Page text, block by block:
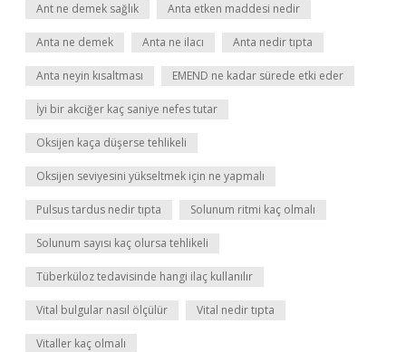
Ant ne demek sağlık Anta etken maddesi nedir
Anta ne demek Anta ne ilacı Anta nedir tıpta
Anta neyin kısaltması EMEND ne kadar sürede etki eder
İyi bir akciğer kaç saniye nefes tutar
Oksijen kaça düşerse tehlikeli
Oksijen seviyesini yükseltmek için ne yapmalı
Pulsus tardus nedir tıpta Solunum ritmi kaç olmalı
Solunum sayısı kaç olursa tehlikeli
Tüberküloz tedavisinde hangi ilaç kullanılır
Vital bulgular nasıl ölçülür Vital nedir tıpta
Vitaller kaç olmalı